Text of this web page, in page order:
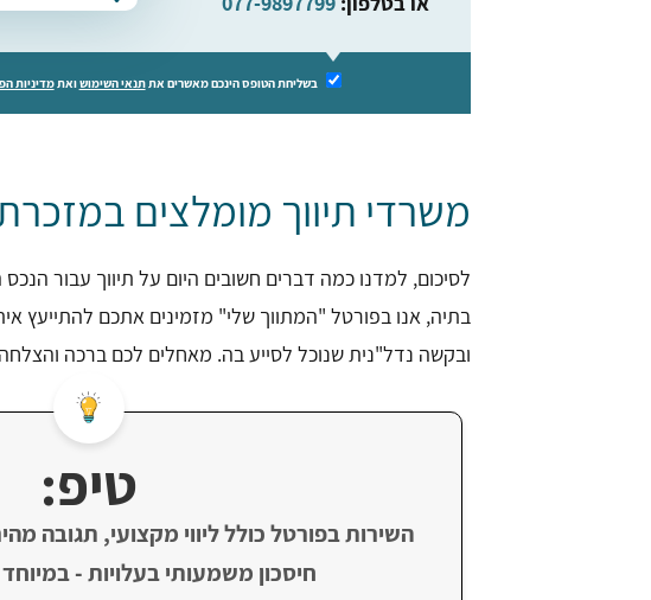
בשליחת הטופס הינכם מאשרים אתתנאי השימושואתמדיניות
משרדי תיווך מומלצים
לסיכום, למדנו כמה דברים חשובים היום על תיווך עבור
בתיה, אנו בפורטל "המתווך שלי" מזמינים אתכם להתייעץ
ובקשה נדל"נית שנוכל לסייע בה. מאחלים לכם ברכה
טיפ:
השירות בפורטל כולל ליווי מקצועי, תגובה
חיסכון משמעותי בעלויות -